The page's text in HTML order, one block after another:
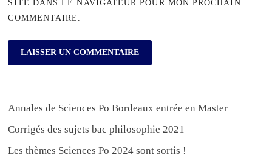
SITE DANS LE NAVIGATEUR POUR MON PROCHAIN
COMMENTAIRE.
Annales de Sciences Po Bordeaux entrée en Master
Corrigés des sujets bac philosophie 2021
Les thèmes Sciences Po 2024 sont sortis !